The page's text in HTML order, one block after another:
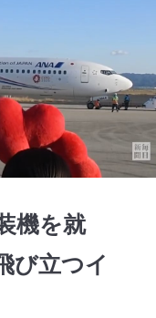
機を就
び立つイ